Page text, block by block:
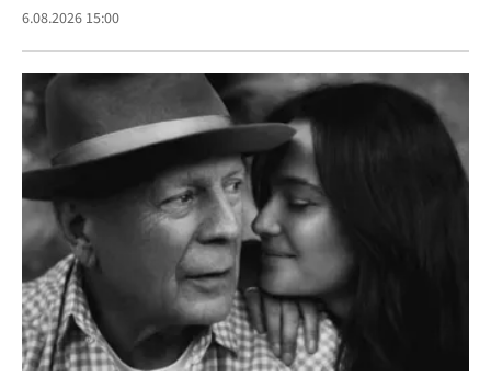
6.08.2026 15:00